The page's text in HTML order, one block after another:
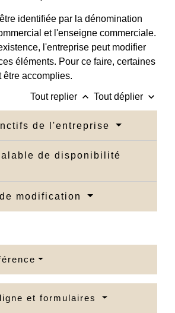
identifiée par la dénomination
et l'enseigne commerciale.
l'entreprise peut modifier
éléments. Pour ce faire, certaines
être accomplies.
Tout replier keyboard_arrow_up Tout déplier keyboard_arrow_down
de l'entreprise
de disponibilité
modification
et formulaires